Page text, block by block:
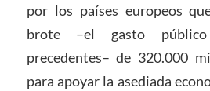
por los países europeos
brote –el gasto
precedentes– de 320.000
para apoyar la asediada